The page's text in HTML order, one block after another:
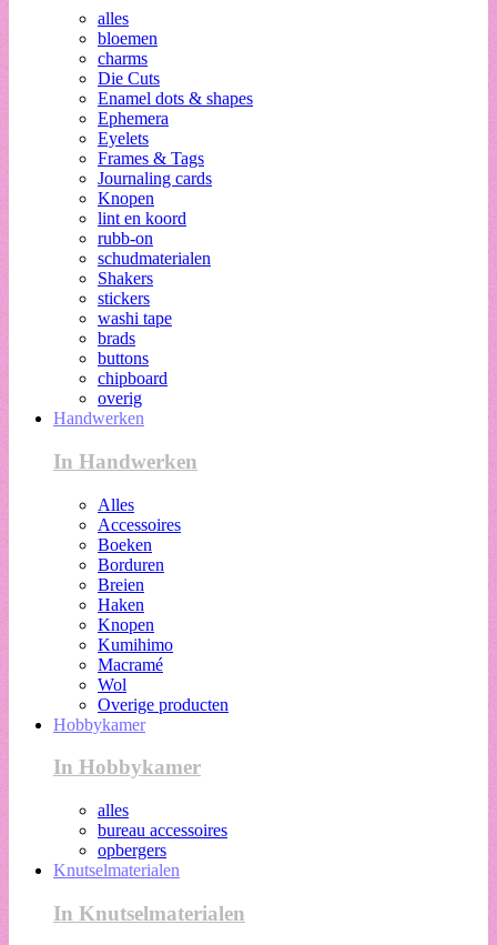
alles
bloemen
charms
Die Cuts
Enamel dots & shapes
Ephemera
Eyelets
Frames & Tags
Journaling cards
Knopen
lint en koord
rubb-on
schudmaterialen
Shakers
stickers
washi tape
brads
buttons
chipboard
overig
Handwerken
In Handwerken
Alles
Accessoires
Boeken
Borduren
Breien
Haken
Knopen
Kumihimo
Macramé
Wol
Overige producten
Hobbykamer
In Hobbykamer
alles
bureau accessoires
opbergers
Knutselmaterialen
In Knutselmaterialen